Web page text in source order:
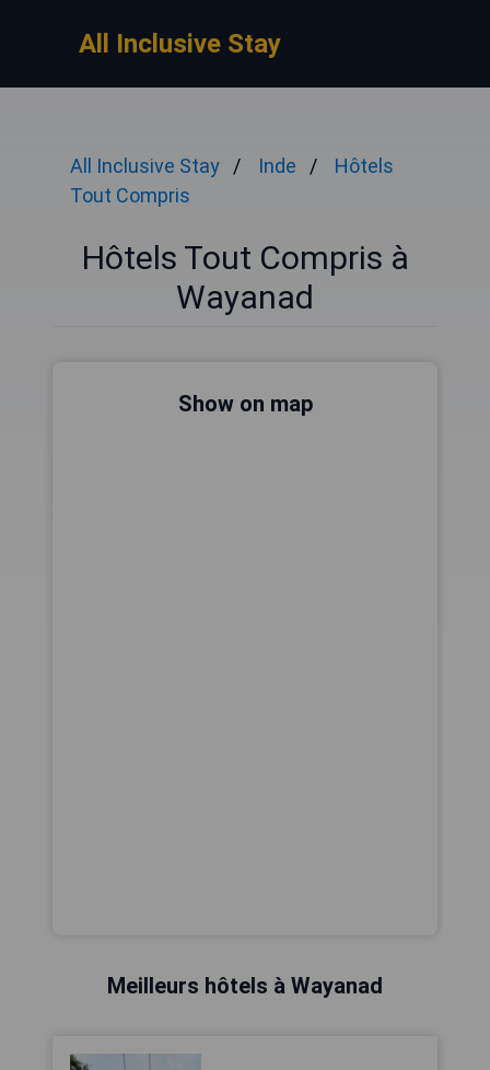
All Inclusive Stay
All Inclusive Stay Inde
Hôtels
Tout Compris
Hôtels Tout Compris à
Wayanad
Show on map
Meilleurs hôtels à Wayanad